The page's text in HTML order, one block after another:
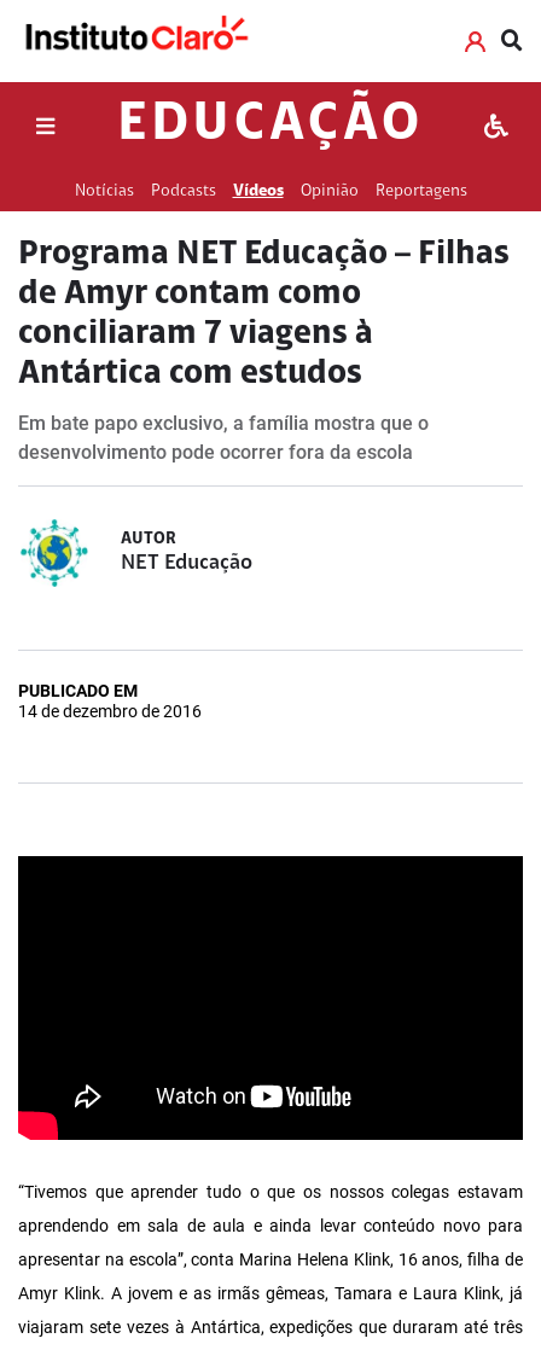
EDUCAÇÃO
Notícias Podcasts Vídeos Opinião Reportagens
Programa NET Educação – Filhas
de Amyr contam como
conciliaram 7 viagens à
Antártica com estudos
Em bate papo exclusivo, a família mostra que o
desenvolvimento pode ocorrer fora da escola
AUTOR
NET Educação
PUBLICADO EM
14 de dezembro de 2016
“Tivemos que aprender tudo o que os nossos colegas estavam
aprendendo em sala de aula e ainda levar conteúdo novo para
apresentar na escola”, conta Marina Helena Klink, 16 anos, filha de
Amyr Klink. A jovem e as irmãs gêmeas, Tamara e Laura Klink, já
viajaram sete vezes à Antártica, expedições que duraram até três